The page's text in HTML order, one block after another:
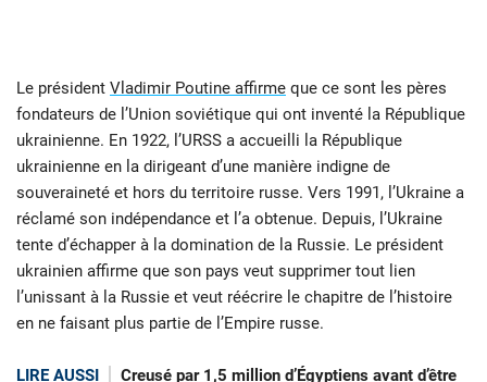
Le président Vladimir Poutine affirme que ce sont les pères
fondateurs de l’Union soviétique qui ont inventé la République
ukrainienne. En 1922, l’URSS a accueilli la République
ukrainienne en la dirigeant d’une manière indigne de
souveraineté et hors du territoire russe. Vers 1991, l’Ukraine a
réclamé son indépendance et l’a obtenue. Depuis, l’Ukraine
tente d’échapper à la domination de la Russie. Le président
ukrainien affirme que son pays veut supprimer tout lien
l’unissant à la Russie et veut réécrire le chapitre de l’histoire
en ne faisant plus partie de l’Empire russe.
LIRE AUSSI Creusé par 1,5 million d’Égyptiens avant d’être